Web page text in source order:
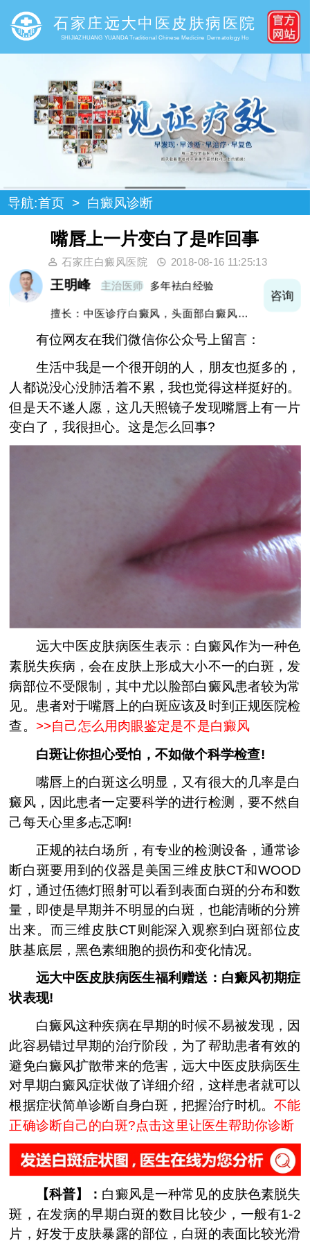
石家庄远大中医皮肤病医院
SHIJIAZHUANG YUANDA Traditional Chinese Medicine Dermatology Ho
导航:首页 > 白癜风诊断
嘴唇上一片变白了是咋回事
石家庄白癜风医院 2018-08-16 11:25:13
王明峰 主治医师 多年袪白经验
擅长：中医诊疗白癜风，头面部白癜风，青
咨询
有位网友在我们微信你公众号上留言：
生活中我是一个很开朗的人，朋友也挺多的，
人都说没心没肺活着不累，我也觉得这样挺好的。
但是天不遂人愿，这几天照镜子发现嘴唇上有一片
变白了，我很担心。这是怎么回事?
远大中医皮肤病医生表示：白癜风作为一种色
素脱失疾病，会在皮肤上形成大小不一的白斑，发
病部位不受限制，其中尤以脸部白癜风患者较为常
见。患者对于嘴唇上的白斑应该及时到正规医院检
查。 >>自己怎么用肉眼鉴定是不是白癜风
白斑让你担心受怕，不如做个科学检查!
嘴唇上的白斑这么明显，又有很大的几率是白
癜风，因此患者一定要科学的进行检测，要不然自
己每天心里多忐忑啊!
正规的祛白场所，有专业的检测设备，通常诊
断白斑要用到的仪器是美国三维皮肤CT和WOOD
灯，通过伍德灯照射可以看到表面白斑的分布和数
量，即使是早期并不明显的白斑，也能清晰的分辨
出来。而三维皮肤CT则能深入观察到白斑部位皮
肤基底层，黑色素细胞的损伤和变化情况。
远大中医皮肤病医生福利赠送：白癜风初期症
状表现!
白癜风这种疾病在早期的时候不易被发现，因
此容易错过早期的治疗阶段，为了帮助患者有效的
避免白癜风扩散带来的危害，远大中医皮肤病医生
对早期白癜风症状做了详细介绍，这样患者就可以
根据症状简单诊断自身白斑，把握治疗时机。不能
正确诊断自己的白斑?点击这里让医生帮助你诊断
【科普】： 白癜风是一种常见的皮肤色素脱失
斑，在发病的早期白斑的数目比较少，一般有1-2
片，好发于皮肤暴露的部位，白斑的表面比较光滑